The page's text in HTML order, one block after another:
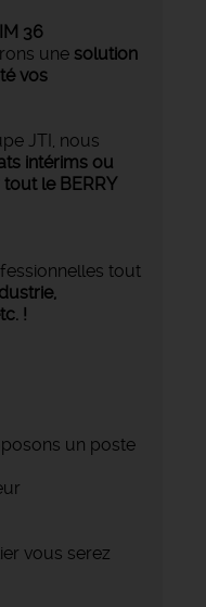
36
une solution
vos
JTI, nous
intérims ou
le BERRY
tout
!
un poste
vous serez